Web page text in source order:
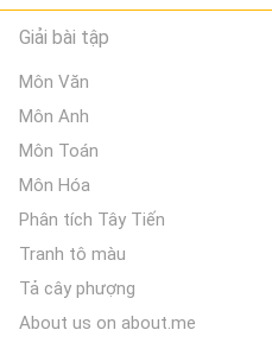
Giải bài tập
Môn Văn
Môn Anh
Môn Toán
Môn Hóa
Phân tích Tây Tiến
Tranh tô màu
Tả cây phượng
About us on about.me